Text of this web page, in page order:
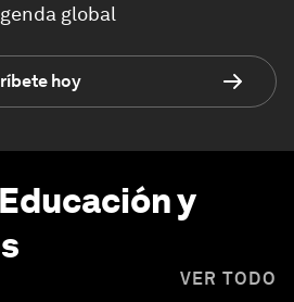
global
hoy
Educación y
VER TODO